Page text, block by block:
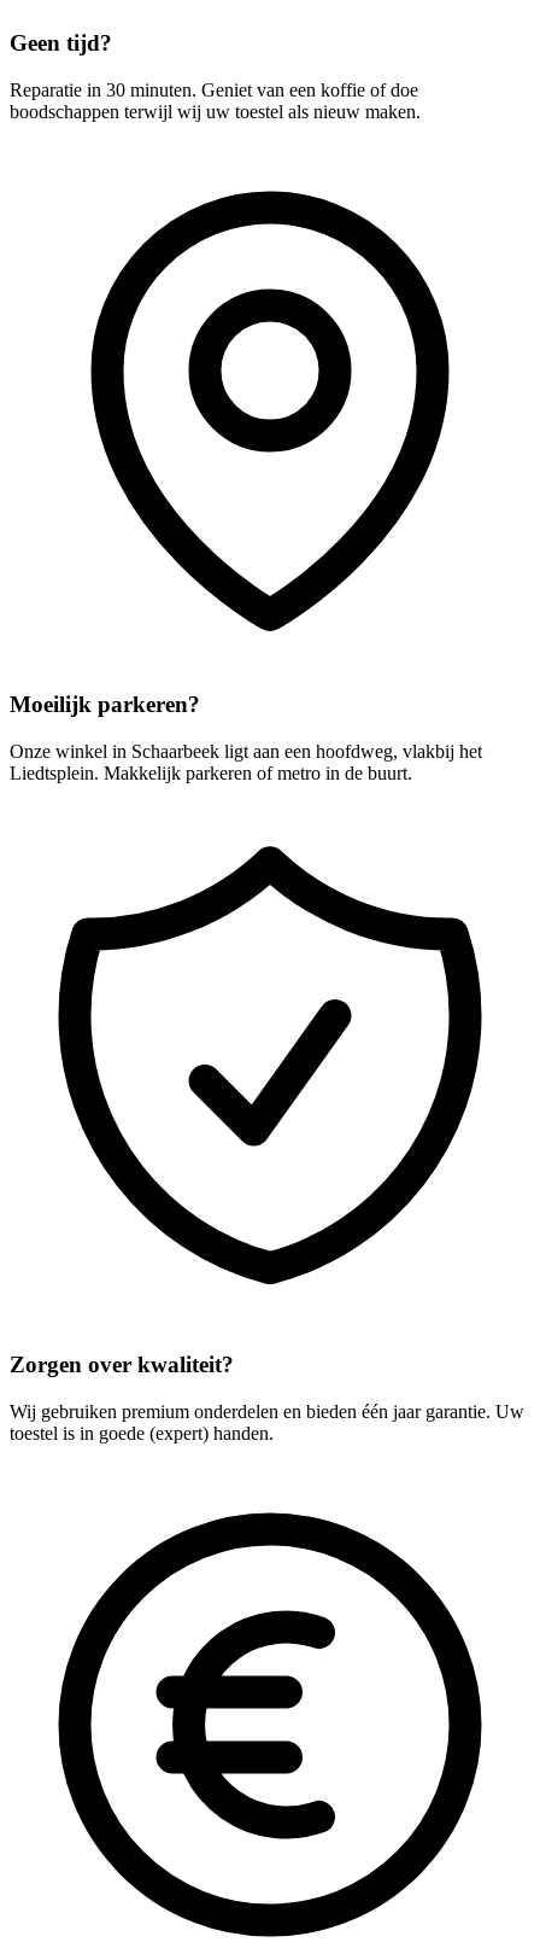
Geen tijd?
Reparatie in 30 minuten. Geniet van een koffie of doe
boodschappen terwijl wij uw toestel als nieuw maken.
Moeilijk parkeren?
Onze winkel in Schaarbeek ligt aan een hoofdweg, vlakbij het
Liedtsplein. Makkelijk parkeren of metro in de buurt.
Zorgen over kwaliteit?
Wij gebruiken premium onderdelen en bieden één jaar garantie. Uw
toestel is in goede (expert) handen.